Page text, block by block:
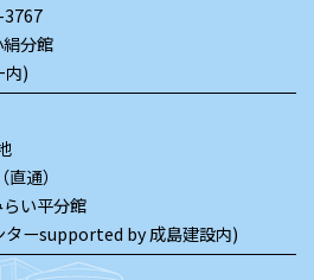
3767
分館
内)
通）
い平分館
ターsupported by 成島建設内)